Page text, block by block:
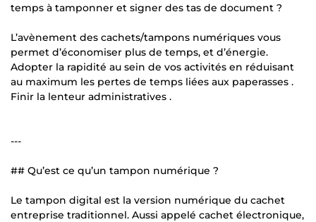
temps à tamponner et signer des tas de document ?
L’avènement des cachets/tampons numériques vous
permet d’économiser plus de temps, et d’énergie.
Adopter la rapidité au sein de vos activités en réduisant
au maximum les pertes de temps liées aux paperasses .
Finir la lenteur administratives .
---
## Qu’est ce qu’un tampon numérique ?
Le tampon digital est la version numérique du cachet
entreprise traditionnel. Aussi appelé cachet électronique,